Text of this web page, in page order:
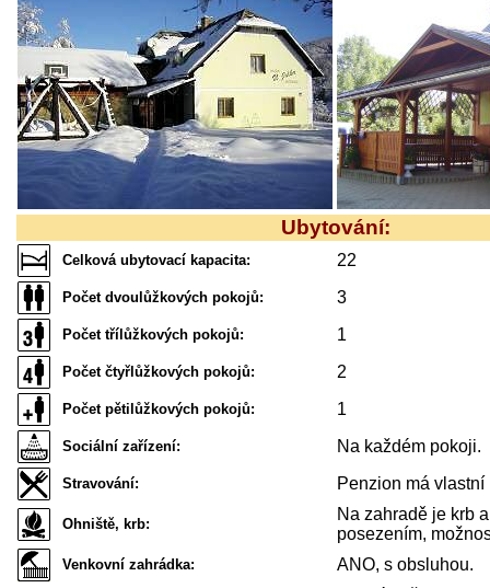
Ubytování:
Celková ubytovací kapacita: 22
Počet dvoulůžkových pokojů: 3
Počet třílůžkových pokojů: 1
Počet čtyřlůžkových pokojů: 2
Počet pětilůžkových pokojů: 1
Sociální zařízení: Na každém pokoji.
Stravování: Penzion má vlastní
Ohniště, krb:
Na zahradě je krb
posezením,
Venkovní zahrádka: ANO, s obsluhou.